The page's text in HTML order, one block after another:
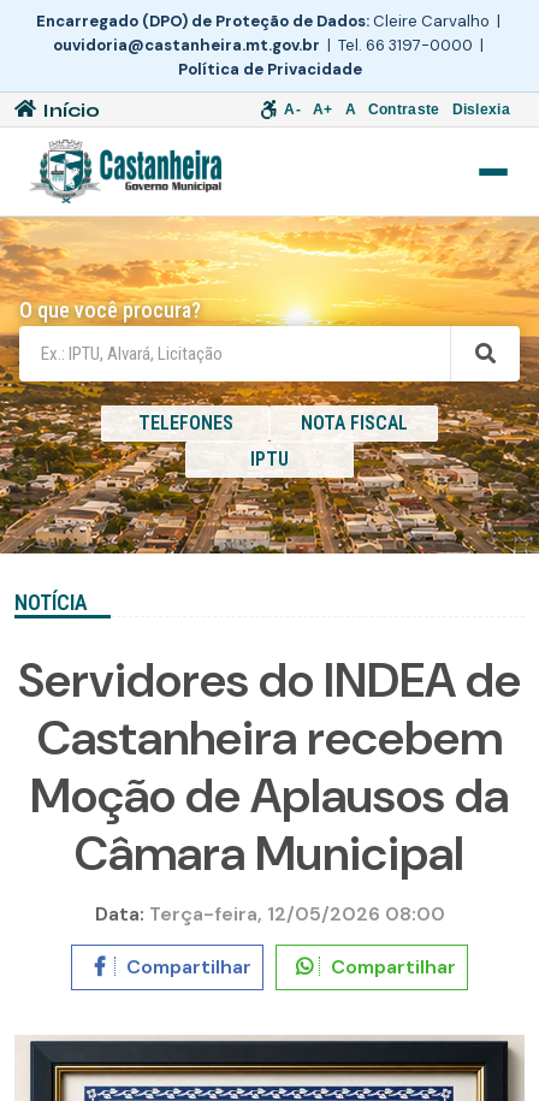
Encarregado (DPO) de Proteção de Dados:Cleire Carvalho |
ouvidoria@castanheira.mt.gov.br | Tel. 66 3197-0000 |
Política de Privacidade
Início A- A+ A Contraste Dislexia
O que você procura?
TELEFONES
NOTA FISCAL
IPTU
NOTÍCIA
Servidores do INDEA de
Castanheira recebem
Moção de Aplausos da
Câmara Municipal
Data: Terça-feira, 12/05/2026 08:00
Compartilhar Compartilhar